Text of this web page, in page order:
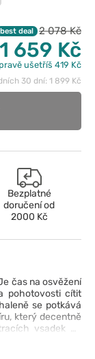
best deal 2 078 Kč
1 659 Kč
ušetříš 419 Kč
30 dní: 1 899 Kč
Bezplatné
doručení od
2000 Kč
čas na osvěžení
pohotovosti cítit
se potkává
který decentně
vsadek na
i detaily jsou
připraveni na